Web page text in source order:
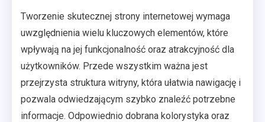
Tworzenie skutecznej strony internetowej wymaga
uwzględnienia wielu kluczowych elementów, które
wpływają na jej funkcjonalność oraz atrakcyjność dla
użytkowników. Przede wszystkim ważna jest
przejrzysta struktura witryny, która ułatwia nawigację i
pozwala odwiedzającym szybko znaleźć potrzebne
informacje. Odpowiednio dobrana kolorystyka oraz